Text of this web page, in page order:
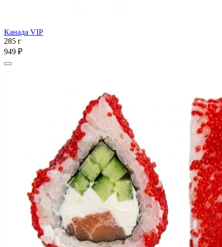
Канада VIP
285 г
949 ₽